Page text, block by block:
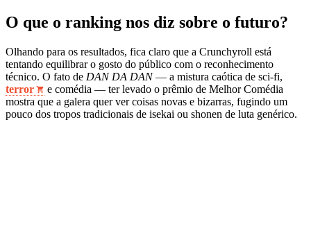
O que o ranking nos diz sobre o futuro?
Olhando para os resultados, fica claro que a Crunchyroll está
tentando equilibrar o gosto do público com o reconhecimento
técnico. O fato de DAN DA DAN— a mistura caótica de sci-fi,
terror
e comédia — ter levado o prêmio de Melhor Comédia
mostra que a galera quer ver coisas novas e bizarras, fugindo um
pouco dos tropos tradicionais de isekai ou shonen de luta genérico.